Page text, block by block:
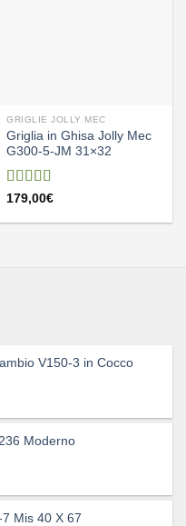
GRIGLIE JOLLY MEC
Griglia in Ghisa Jolly Mec
G300-5-JM 31×32
Valutato
179,00€
V150-3 in Cocco
Moderno
Mis 40 X 67